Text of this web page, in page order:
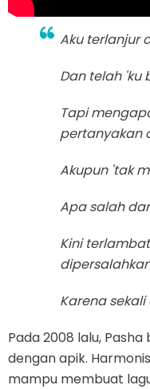
Aku terlanjur
Dan telah 'ku
Tapi
pertanyakan
Akupun 'tak
Apa salah
Kini
Karena
Pada 2008 lalu,
dengan apik.
mampu membuat